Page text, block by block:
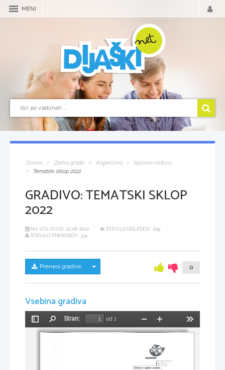
MENI
Domov Zbirka gradiv Angleščina
Splošna matura
Tematski sklop 2022
GRADIVO:TEMATSKI SKLOP
2022
NA VOLJO OD: 22.06.2022
ŠTEVILO OGLEDOV: 229
ŠTEVILO PRENOSOV: 314
Prenesi gradivo Skrij/prikaži meni 0
Vsebina gradiva
Preklopi
stransko
Stran:
od 1
Pomanjšaj